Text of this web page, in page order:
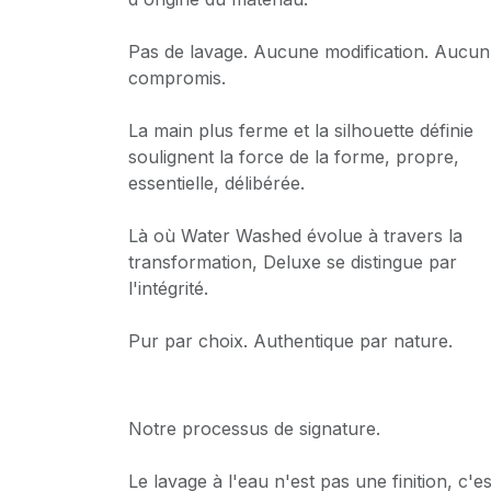
Pas de lavage. Aucune modification. Aucun
compromis.
La main plus ferme et la silhouette définie
soulignent la force de la forme, propre,
essentielle, délibérée.
Là où Water Washed évolue à travers la
transformation, Deluxe se distingue par
l'intégrité.
Pur par choix. Authentique par nature.
Notre processus de signature.
Le lavage à l'eau n'est pas une finition,